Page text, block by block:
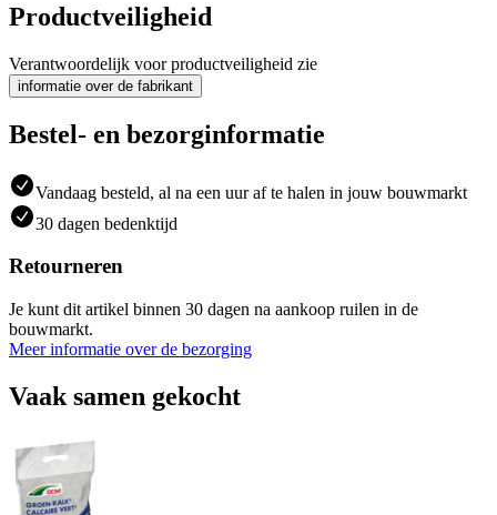
Productveiligheid
Verantwoordelijk voor productveiligheid zie
informatie over de fabrikant
Bestel- en bezorginformatie
Vandaag besteld, al na een uur af te halen in jouw bouwmarkt
30 dagen bedenktijd
Retourneren
Je kunt dit artikel binnen 30 dagen na aankoop ruilen in de
bouwmarkt.
Meer informatie over de bezorging
Vaak samen gekocht